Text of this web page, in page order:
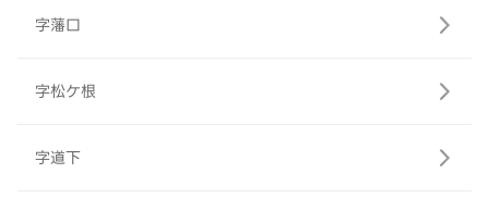
字藩口
字松ケ根
字道下